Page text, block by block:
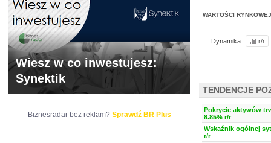
WARTOŚCI RYNKOWEJ
Dynamika: r/r
TENDENCJE
Pokrycie aktywów
8.85% r/r
Wskaźnik ogólnej
r/r
Wiesz w co inwestujesz:
Synektik
Biznesradar bez reklam? Sprawdź BR Plus